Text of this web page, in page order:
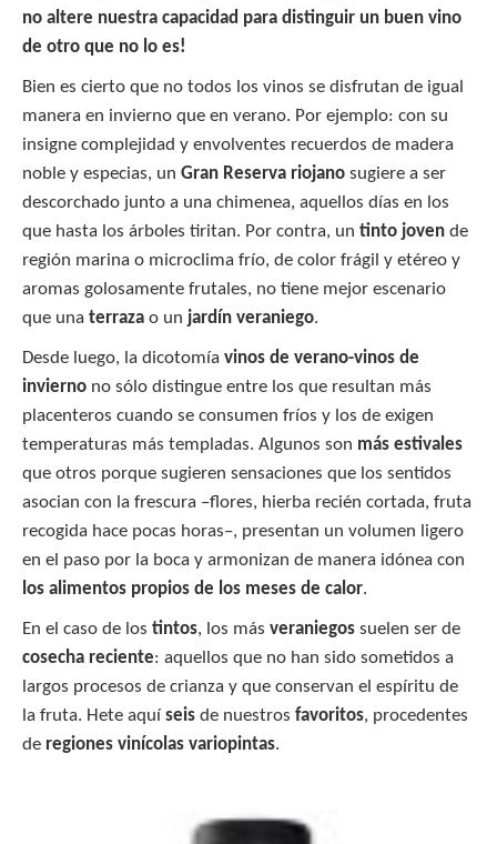
no altere nuestra capacidad para distinguir un buen vino
de otro que no lo es!
Bien es cierto que no todos los vinos se disfrutan de igual
manera en invierno que en verano. Por ejemplo: con su
insigne complejidad y envolventes recuerdos de madera
noble y especias, un Gran Reserva riojano sugiere a ser
descorchado junto a una chimenea, aquellos días en los
que hasta los árboles tiritan. Por contra, un tinto joven de
región marina o microclima frío, de color frágil y etéreo y
aromas golosamente frutales, no tiene mejor escenario
que una terraza o un jardín veraniego.
Desde luego, la dicotomía vinos de verano-vinos de
invierno no sólo distingue entre los que resultan más
placenteros cuando se consumen fríos y los de exigen
temperaturas más templadas. Algunos son más estivales
que otros porque sugieren sensaciones que los sentidos
asocian con la frescura –flores, hierba recién cortada, fruta
recogida hace pocas horas–, presentan un volumen ligero
en el paso por la boca y armonizan de manera idónea con
los alimentos propios de los meses de calor.
En el caso de los tintos, los más veraniegos suelen ser de
cosecha reciente: aquellos que no han sido sometidos a
largos procesos de crianza y que conservan el espíritu de
la fruta. Hete aquíseis de nuestros favoritos, procedentes
de regiones vinícolas variopintas.